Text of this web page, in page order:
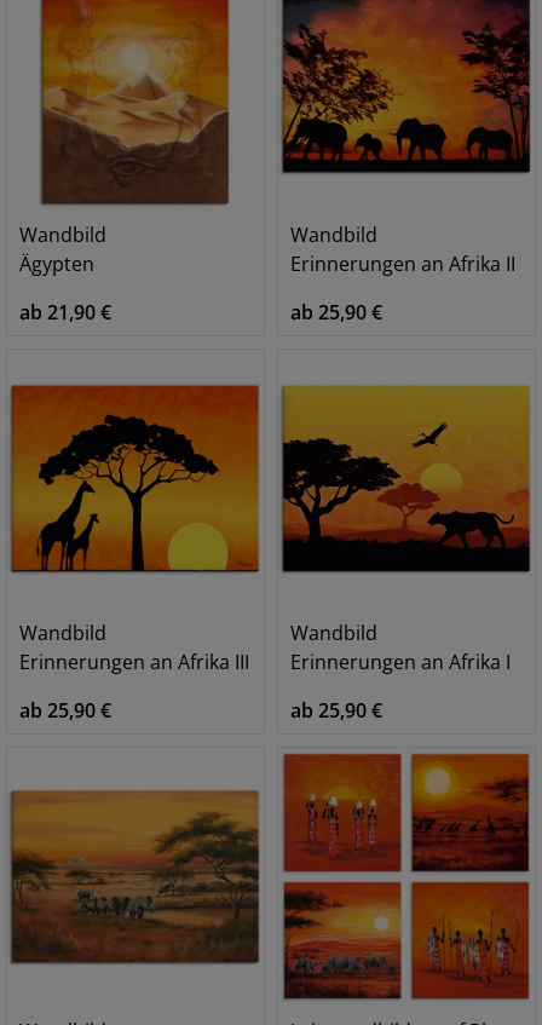
Wandbild
Ägypten
ab 21,90 €
Wandbild
Erinnerungen an Afrika II
ab 25,90 €
Wandbild
Erinnerungen an Afrika III
ab 25,90 €
Wandbild
Erinnerungen an Afrika I
ab 25,90 €